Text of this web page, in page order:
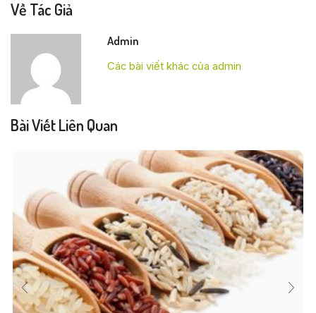
Về Tác Giả
Admin
Các bài viết khác của admin
Bài Viết Liên Quan